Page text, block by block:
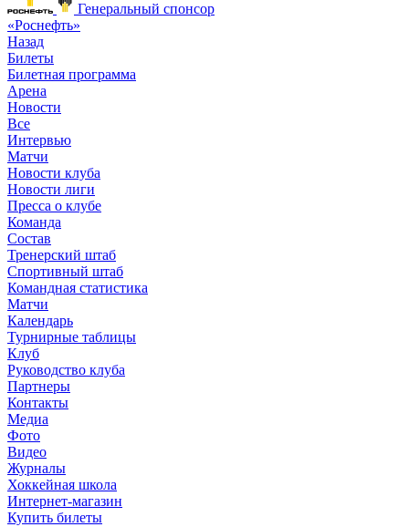
Генеральный спонсор
«Роснефть»
Назад
Билеты
Билетная программа
Арена
Новости
Все
Интервью
Матчи
Новости клуба
Новости лиги
Пресса о клубе
Команда
Состав
Тренерский штаб
Спортивный штаб
Командная статистика
Матчи
Календарь
Турнирные таблицы
Клуб
Руководство клуба
Партнеры
Контакты
Медиа
Фото
Видео
Журналы
Хоккейная школа
Интернет-магазин
Купить билеты